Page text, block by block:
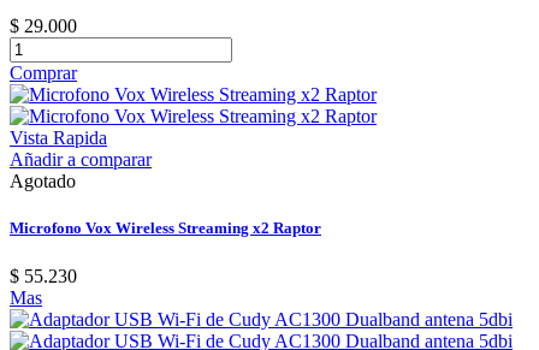
$ 29.000
Comprar
Vista Rapida
Añadir a comparar
Agotado
Microfono Vox Wireless Streaming x2 Raptor
$ 55.230
Mas